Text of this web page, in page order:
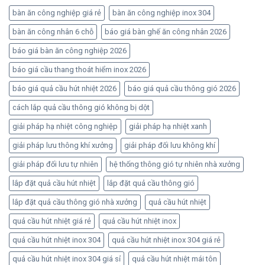
bàn ăn công nghiệp giá rẻ bàn ăn công nghiệp inox 304
bàn ăn công nhân 6 chỗ báo giá bàn ghế ăn công nhân 2026
báo giá bàn ăn công nghiệp 2026
báo giá cầu thang thoát hiểm inox 2026
báo giá quả cầu hút nhiệt 2026 báo giá quả cầu thông gió 2026
cách lắp quả cầu thông gió không bị dột
giải pháp hạ nhiệt công nghiệp giải pháp hạ nhiệt xanh
giải pháp lưu thông khí xưởng giải pháp đối lưu không khí
giải pháp đối lưu tự nhiên hệ thống thông gió tự nhiên nhà xưởng
lắp đặt quả cầu hút nhiệt lắp đặt quả cầu thông gió
lắp đặt quả cầu thông gió nhà xưởng quả cầu hút nhiệt
quả cầu hút nhiệt giá rẻ quả cầu hút nhiệt inox
quả cầu hút nhiệt inox 304 quả cầu hút nhiệt inox 304 giá rẻ
quả cầu hút nhiệt inox 304 giá sỉ quả cầu hút nhiệt mái tôn